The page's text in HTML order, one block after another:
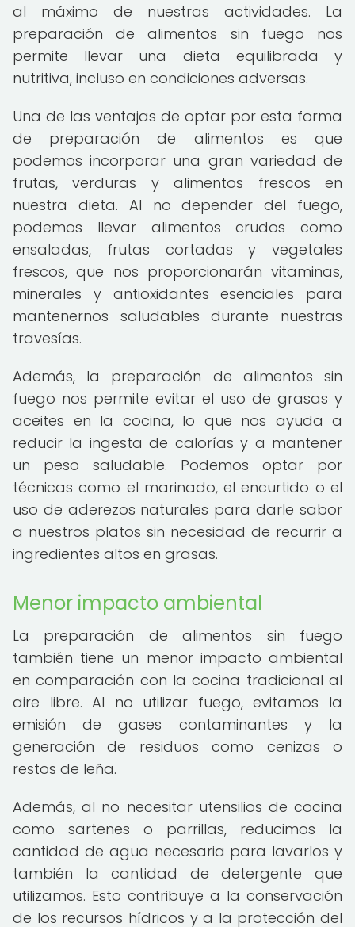
al máximo de nuestras actividades. La
preparación de alimentos sin fuego nos
permite llevar una dieta equilibrada y
nutritiva, incluso en condiciones adversas.
Una de las ventajas de optar por esta forma
de preparación de alimentos es que
podemos incorporar una gran variedad de
frutas, verduras y alimentos frescos en
nuestra dieta. Al no depender del fuego,
podemos llevar alimentos crudos como
ensaladas, frutas cortadas y vegetales
frescos, que nos proporcionarán vitaminas,
minerales y antioxidantes esenciales para
mantenernos saludables durante nuestras
travesías.
Además, la preparación de alimentos sin
fuego nos permite evitar el uso de grasas y
aceites en la cocina, lo que nos ayuda a
reducir la ingesta de calorías y a mantener
un peso saludable. Podemos optar por
técnicas como el marinado, el encurtido o el
uso de aderezos naturales para darle sabor
a nuestros platos sin necesidad de recurrir a
ingredientes altos en grasas.
Menor impacto ambiental
La preparación de alimentos sin fuego
también tiene un menor impacto ambiental
en comparación con la cocina tradicional al
aire libre. Al no utilizar fuego, evitamos la
emisión de gases contaminantes y la
generación de residuos como cenizas o
restos de leña.
Además, al no necesitar utensilios de cocina
como sartenes o parrillas, reducimos la
cantidad de agua necesaria para lavarlos y
también la cantidad de detergente que
utilizamos. Esto contribuye a la conservación
de los recursos hídricos y a la protección del